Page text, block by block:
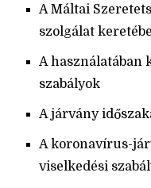
A Máltai
szolgálat
A használatában
szabályok
A járvány
A koronavírus-
viselkedési